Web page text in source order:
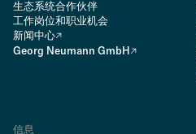
生态系统合作伙伴
工作岗位和职业机会
新闻中心
Georg Neumann GmbH
信息